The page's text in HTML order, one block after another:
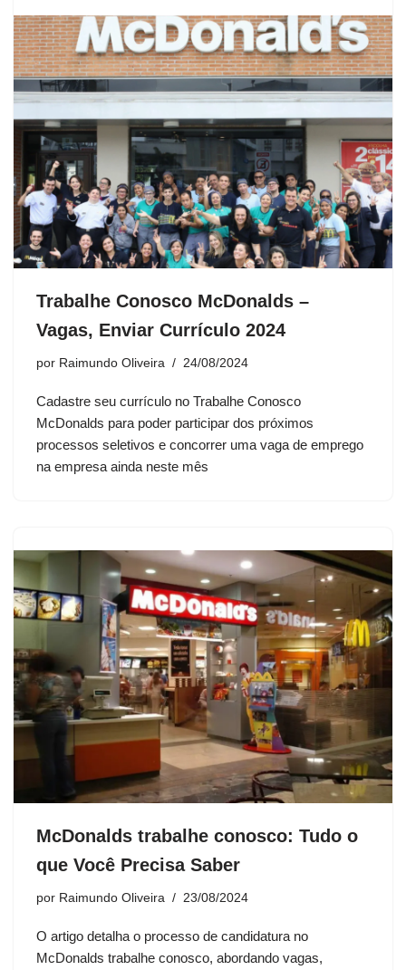
Trabalhe Conosco McDonalds –
Vagas, Enviar Currículo 2024
por Raimundo Oliveira 24/08/2024
Cadastre seu currículo no Trabalhe Conosco
McDonalds para poder participar dos próximos
processos seletivos e concorrer uma vaga de emprego
na empresa ainda neste mês
McDonalds trabalhe conosco: Tudo o
que Você Precisa Saber
por Raimundo Oliveira 23/08/2024
O artigo detalha o processo de candidatura no
McDonalds trabalhe conosco, abordando vagas,